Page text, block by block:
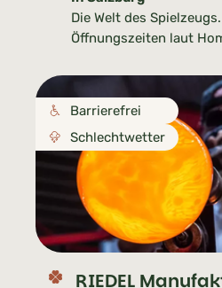
Die Welt des Spielzeugs.
Öffnungszeiten laut
Barrierefrei
Schlechtwetter
RIEDEL